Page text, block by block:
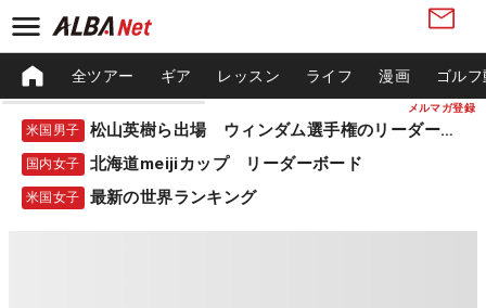
メルマガ登録
全ツアー ギア レッスン ライフ 漫画 ゴル
米国男子 松山英樹ら出場 ウィンダム選手権のリーダーボード
国内女子 北海道meijiカップ リーダーボード
米国女子 最新の世界ランキング